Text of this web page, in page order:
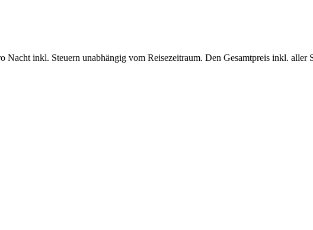
inkl. Steuern unabhängig vom Reisezeitraum. Den Gesamtpreis inkl. aller